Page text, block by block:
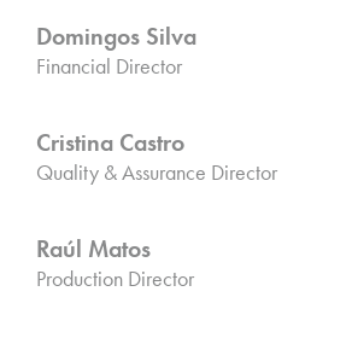
Domingos Silva
Financial Director
Cristina Castro
Quality & Assurance Director
Raúl Matos
Production Director